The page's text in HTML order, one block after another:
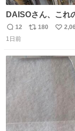
DAISOさん、これ
売れますのでご検
返
信
12
リ
ト
数
180
い
数
1日前